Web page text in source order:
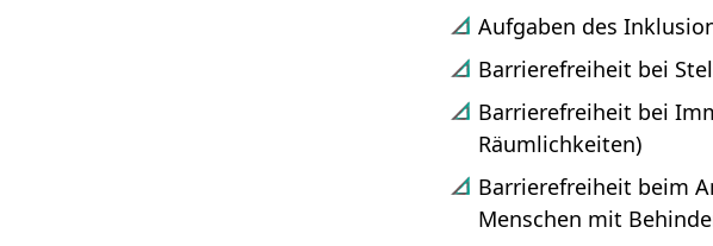
Aufgaben des
Barrierefreiheit bei
Barrierefreiheit bei
Barrierefreiheit beim
Menschen mit